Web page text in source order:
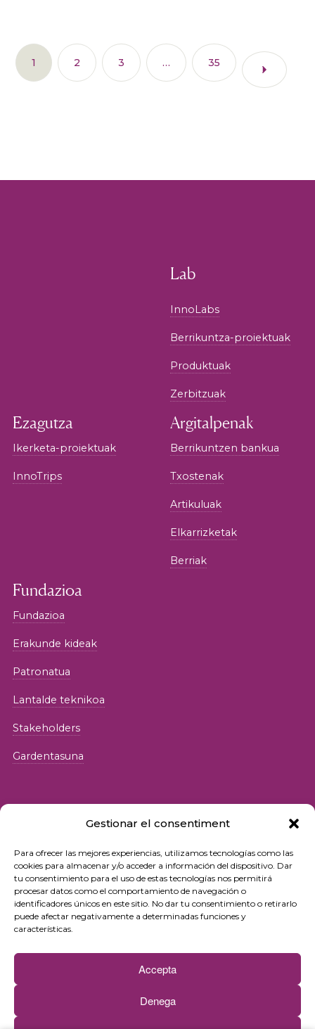
Gestionar el consentiment
Para ofrecer las mejores experiencias, utilizamos tecnologías como las
cookies para almacenar y/o acceder a información del dispositivo. Dar
tu consentimiento para el uso de estas tecnologías nos permitirá
procesar datos como el comportamiento de navegación o
identificadores únicos en este sitio. No dar tu consentimiento o retirarlo
puede afectar negativamente a determinadas funciones y
características.
Accepta
Denega
1 2 3 … 35
Lab
InnoLabs
Berrikuntza-proiektuak
Produktuak
Zerbitzuak
Ezagutza
Ikerketa-proiektuak
InnoTrips
Argitalpenak
Berrikuntzen bankua
Txostenak
Artikuluak
Elkarrizketak
Berriak
Fundazioa
Fundazioa
Erakunde kideak
Patronatua
Lantalde teknikoa
Stakeholders
Gardentasuna
© 2026 Fundació iSocial
Pribatutasun-politika
Erabilera-baldintzak
Cookie politika
Kontaktua